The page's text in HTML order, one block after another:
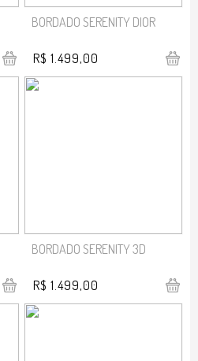
BORDADO SERENITY DIOR
R$ 1.499,00
BORDADO SERENITY 3D
R$ 1.499,00